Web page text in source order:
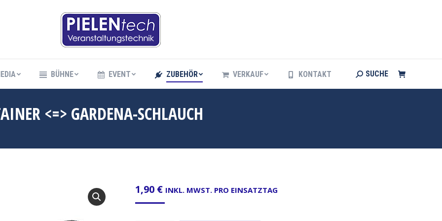
BÜHNE EVENT ZUBEHÖR VERKAUF KONTAKT Search:
SUCHE
<=> GARDENA-SCHLAUCH
1,90 € INKL. MWST. PRO EINSATZTAG
BÜHNE EVENT